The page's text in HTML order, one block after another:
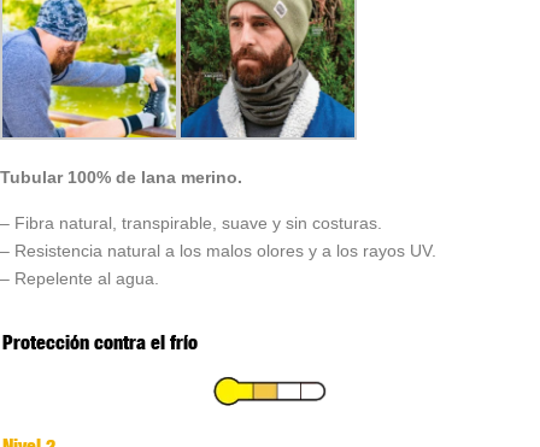
Tubular 100% de lana merino.
– Fibra natural, transpirable, suave y sin costuras.
– Resistencia natural a los malos olores y a los rayos UV.
– Repelente al agua.
Protección contra el frío